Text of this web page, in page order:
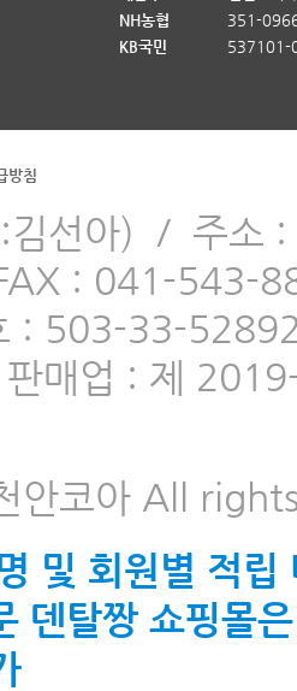
NH농협
351-
KB국민
537101-
방침
김선아) / 주소
: 041-543-
: 503-33-
판매업 : 제
코아 All
및 회원별 적
덴탈짱 쇼핑몰